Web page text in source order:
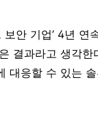
안 기업’ 4년
결과라고 생각한
대응할 수 있는